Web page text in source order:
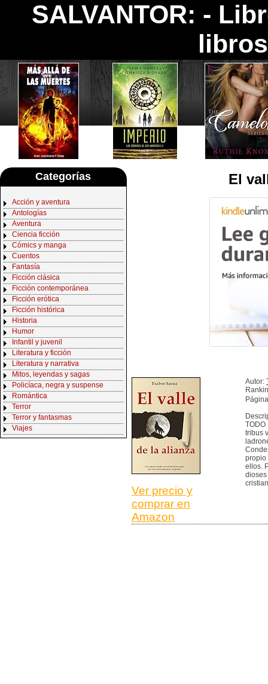
SALVANTOR: -
Categorías
Acción y aventura
Antologías
Aventura
Ciencia ficción
Cómics y manga
Cuentos
Fantasía
Ficción clásica
Ficción contemporánea
Ficción erótica
Ficción histórica
Historia
Humor
Infantil y juvenil
Literatura y ficción
Literatura y narrativa
Mitos, leyendas y sagas
Policíaca, negra y suspense
Romántica
Terror
Terror y fantasmas
Viajes
El
Ver precio y
comprar en
Amazon
Autor:
TODO
tribus
propio
ellos.